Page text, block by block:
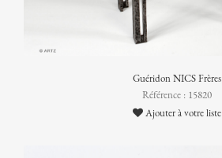
Guéridon NICS Frères
Référence : 15820
Ajouter à votre liste